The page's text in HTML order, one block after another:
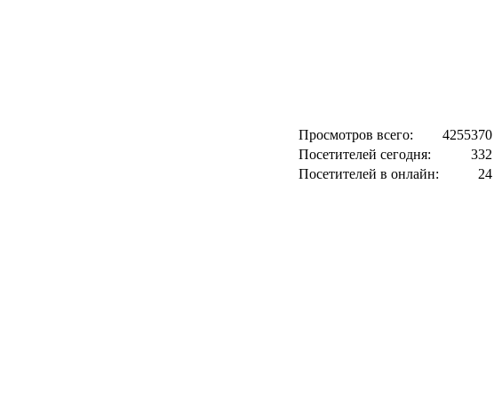
Просмотров всего:
4255370
Посетителей сегодня:
332
Посетителей в онлайн:
24